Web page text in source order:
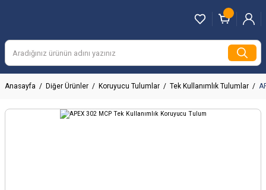
Anasayfa Diğer Ürünler Koruyucu Tulumlar Tek Kullanımlık Tulumlar